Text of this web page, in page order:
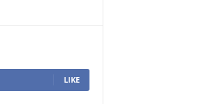
LIKE